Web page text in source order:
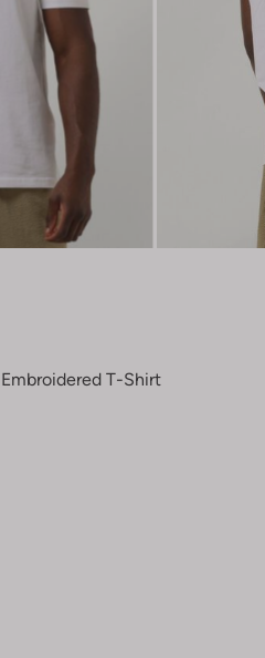
T-Shirt